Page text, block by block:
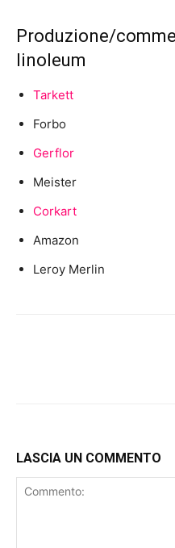
Produzione/
linoleum
Tarkett
Forbo
Gerflor
Meister
Corkart
Amazon
Leroy Merlin
LASCIA UN COMMENTO